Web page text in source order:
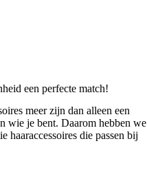
een perfecte match!
meer zijn dan alleen een
wie je bent. Daarom hebben we
haaraccessoires die passen bij